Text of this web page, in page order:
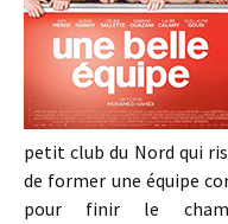
petit club du Nord qui
de former une équipe
pour finir le